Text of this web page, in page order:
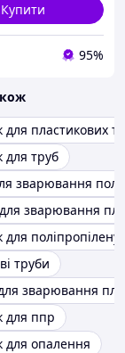
Купити
95%
для пластикових
для труб
зварювання
зварювання
поліпропілену
труби
зварювання
для ппр
для опалення